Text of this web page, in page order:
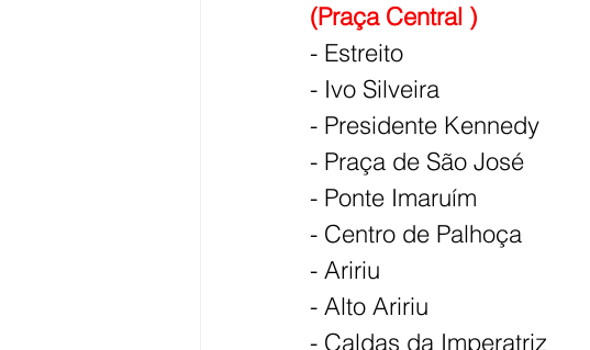
(Praça Central )
- Estreito
- Ivo Silveira
- Presidente Kennedy
- Praça de São José
- Ponte Imaruím
- Centro de Palhoça
- Aririu
- Alto Aririu
- Caldas da Imperatriz